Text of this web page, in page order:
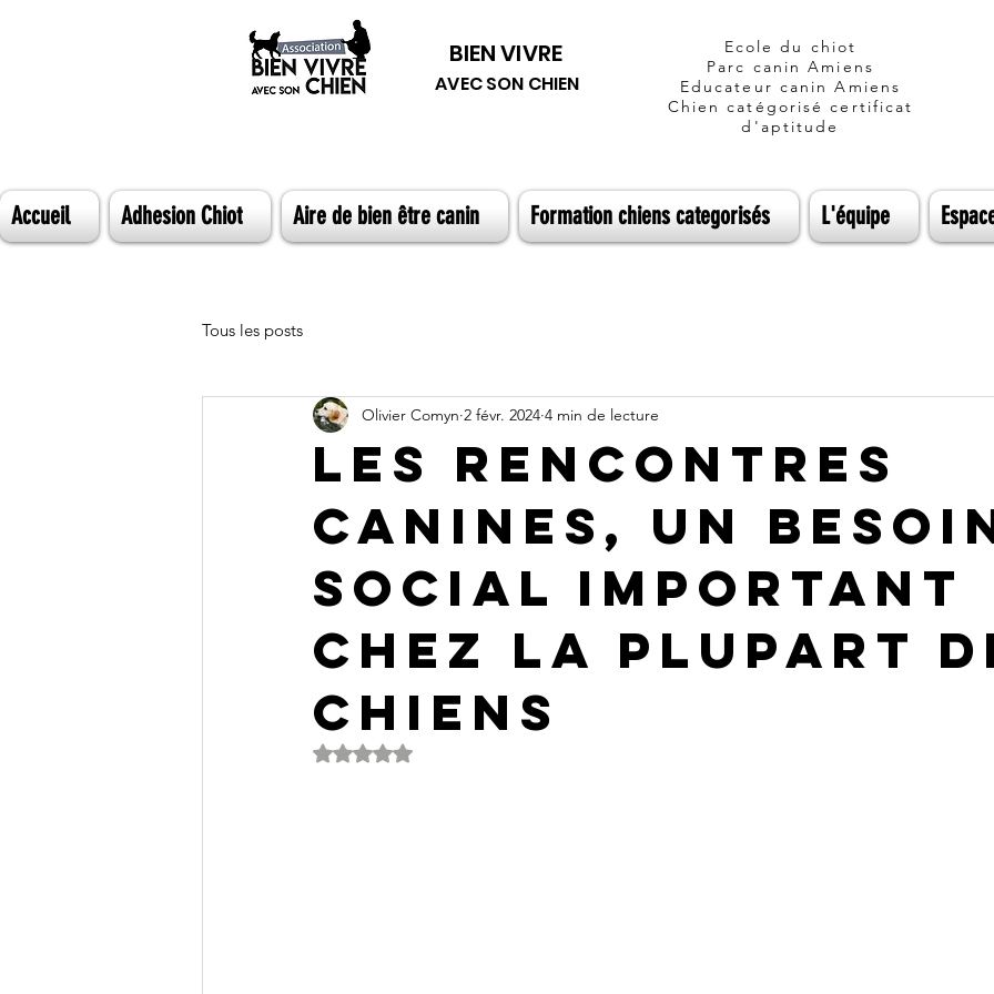
BIEN VIVRE
AVEC SON CHIEN
Ecole du chiot
Parc caninAmiens
Educateur canin Amiens
Chiencatégorisé certificat
d' aptitude
Accueil Adhesion Chiot Aire de bien être canin Formation chiens categorisés L'équipe
Tous les posts
Les rencontres
canines, un
social important
chez la plupart
chiens
Olivier Comyn 2 févr. 2024 4 min de lecture
Noté NaN étoiles sur 5.